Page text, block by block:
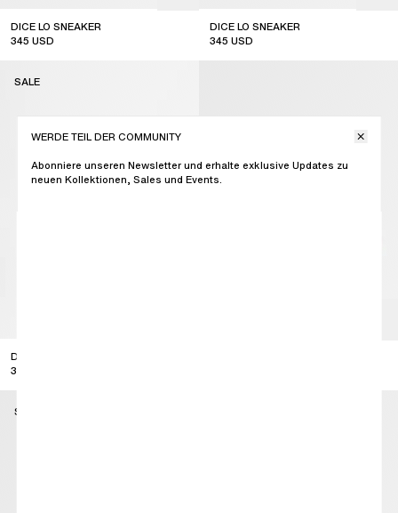
DICE LO SNEAKER
345 USD
DICE LO SNEAKER
345 USD
DICE LO SNEAKER
345
SALE
SALE
WERDE TEIL DER COMMUNITY
Abonniere unseren Newsletter und erhalte exklusive Updates zu
neuen Kollektionen, Sales und Events.